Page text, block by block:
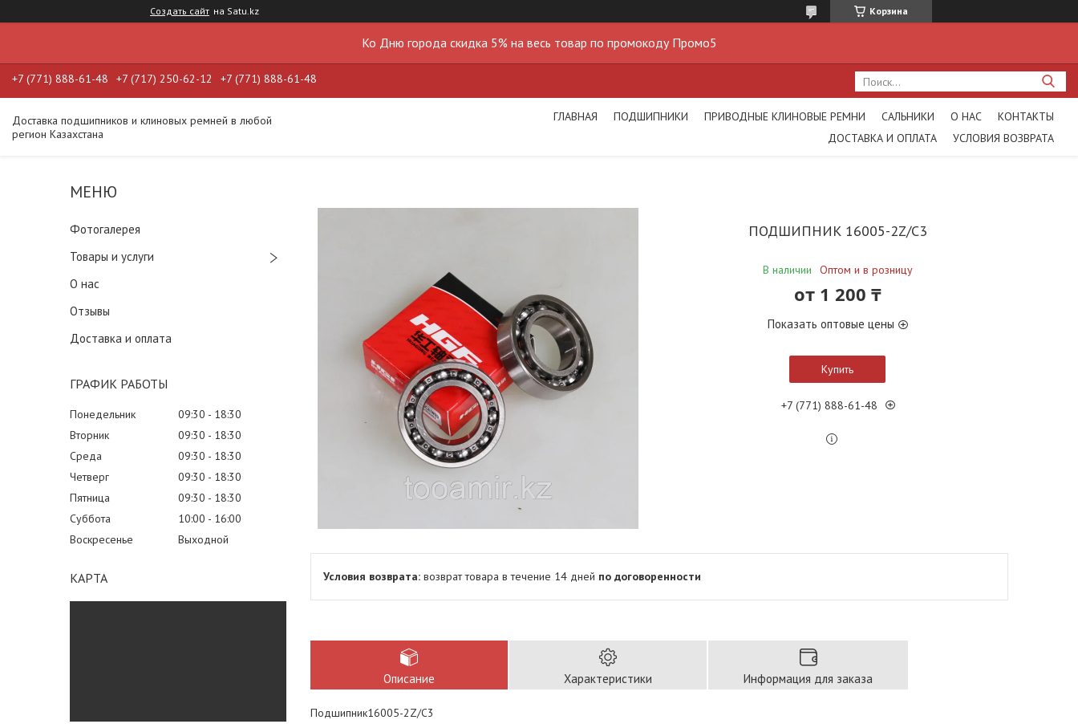
Создать сайт на Satu.kz Корзина
Ко Дню города скидка 5% на весь товар по промокоду Промо5
+7 (771) 888-61-48 +7 (717) 250-62-12 +7 (771) 888-61-48
Доставка подшипников и клиновых ремней в любой
регион Казахстана
ГЛАВНАЯ ПОДШИПНИКИ ПРИВОДНЫЕ КЛИНОВЫЕ РЕМНИ САЛЬНИКИ О НАС
КОНТАКТЫ
ДОСТАВКА И ОПЛАТА
УСЛОВИЯ ВОЗВРАТА
Фотогалерея
Товары и услуги
О нас
Отзывы
Доставка и оплата
ГРАФИК РАБОТЫ
Понедельник 09:30
18:30
Вторник
09:30
18:30
Среда
09:30
18:30
Четверг
09:30
18:30
Пятница
09:30
18:30
Суббота
10:00
16:00
Воскресенье
Выходной
КАРТА
ПОДШИПНИК 16005-2Z/C3
В наличии Оптом и в розницу
от 1 200 ₸
Показать оптовые цены
Купить
+7 (771) 888-61-48
возврат товара в течение 14 дней по договоренности
Описание Характеристики Информация для заказа
Подшипник16005-2Z/C3